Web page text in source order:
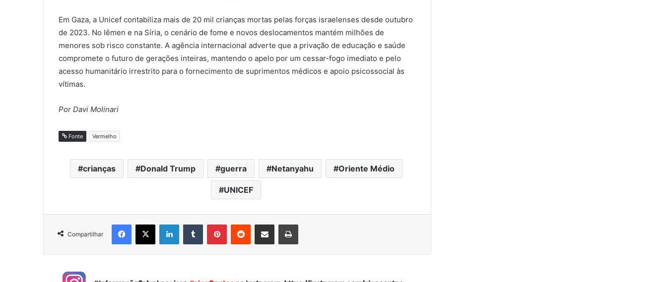
Em Gaza, a Unicef contabiliza mais de 20 mil crianças mortas pelas forças israelenses desde outubro
de 2023. No Iêmen e na Síria, o cenário de fome e novos deslocamentos mantém milhões de
menores sob risco constante. A agência internacional adverte que a privação de educação e saúde
compromete o futuro de gerações inteiras, mantendo o apelo por um cessar-fogo imediato e pelo
acesso humanitário irrestrito para o fornecimento de suprimentos médicos e apoio psicossocial às
vítimas.
Por Davi Molinari
Fonte Vermelho
crianças Donald Trump guerra Netanyahu Oriente Médio
UNICEF
Compartilhar